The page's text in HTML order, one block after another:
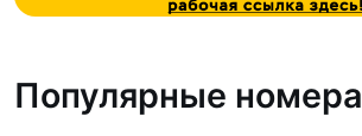
Популярные номера